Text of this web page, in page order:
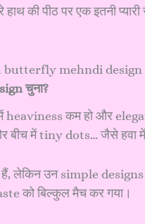
हाथ की पीठ पर एक इतनी
चुना?
heaviness कम हो और
में tiny dots… जैसे हवा में
उन simple designs
को बिल्कुल मैच कर गया।